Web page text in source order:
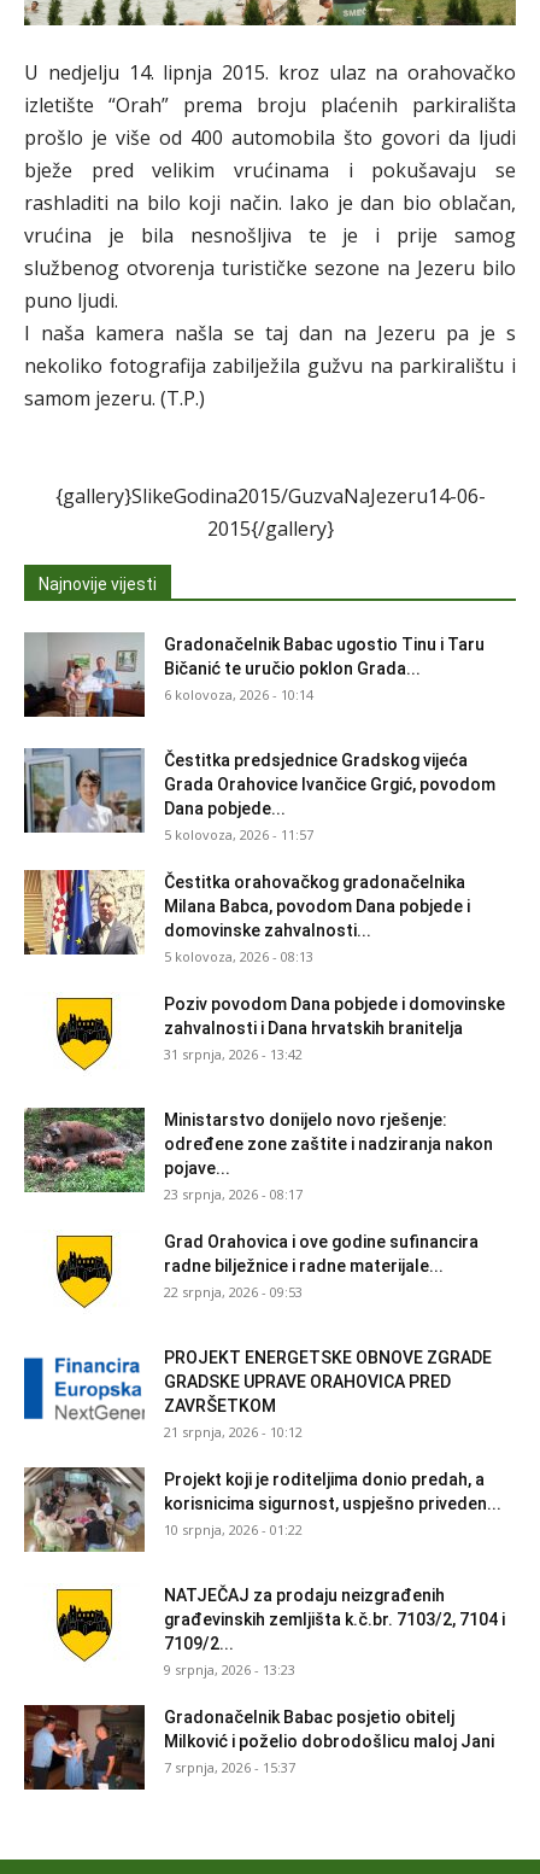
U nedjelju 14. lipnja 2015. kroz ulaz na orahovačko
izletište “Orah” prema broju plaćenih parkirališta
prošlo je više od 400 automobila što govori da ljudi
bježe pred velikim vrućinama i pokušavaju se
rashladiti na bilo koji način. Iako je dan bio oblačan,
vrućina je bila nesnošljiva te je i prije samog
službenog otvorenja turističke sezone na Jezeru bilo
puno ljudi.
I naša kamera našla se taj dan na Jezeru pa je s
nekoliko fotografija zabilježila gužvu na parkiralištu i
samom jezeru. (T.P.)
{gallery}SlikeGodina2015/GuzvaNaJezeru14-06-
2015{/gallery}
Najnovije vijesti
Gradonačelnik Babac ugostio Tinu i Taru
Bičanić te uručio poklon Grada...
6 kolovoza, 2026 - 10:14
Čestitka predsjednice Gradskog vijeća
Grada Orahovice Ivančice Grgić, povodom
Dana pobjede...
5 kolovoza, 2026 - 11:57
Čestitka orahovačkog gradonačelnika
Milana Babca, povodom Dana pobjede i
domovinske zahvalnosti...
5 kolovoza, 2026 - 08:13
Poziv povodom Dana pobjede i domovinske
zahvalnosti i Dana hrvatskih branitelja
31 srpnja, 2026 - 13:42
Ministarstvo donijelo novo rješenje:
određene zone zaštite i nadziranja nakon
pojave...
23 srpnja, 2026 - 08:17
Grad Orahovica i ove godine sufinancira
radne bilježnice i radne materijale...
22 srpnja, 2026 - 09:53
PROJEKT ENERGETSKE OBNOVE ZGRADE
GRADSKE UPRAVE ORAHOVICA PRED
ZAVRŠETKOM
21 srpnja, 2026 - 10:12
Projekt koji je roditeljima donio predah, a
korisnicima sigurnost, uspješno priveden...
10 srpnja, 2026 - 01:22
NATJEČAJ za prodaju neizgrađenih
građevinskih zemljišta k.č.br. 7103/2, 7104 i
7109/2...
9 srpnja, 2026 - 13:23
Gradonačelnik Babac posjetio obitelj
Milković i poželio dobrodošlicu maloj Jani
7 srpnja, 2026 - 15:37